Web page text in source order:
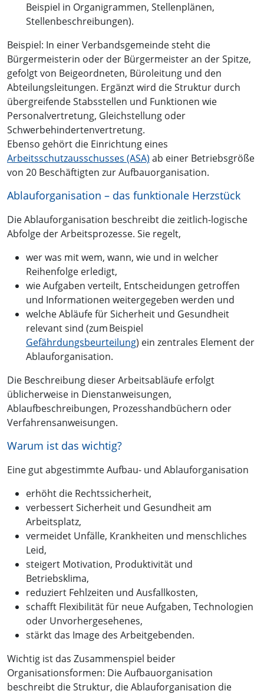
Beispiel in Organigrammen, Stellenplänen,
Stellenbeschreibungen).
Beispiel: In einer Verbandsgemeinde steht die
Bürgermeisterin oder der Bürgermeister an der Spitze,
gefolgt von Beigeordneten, Büroleitung und den
Abteilungsleitungen. Ergänzt wird die Struktur durch
übergreifende Stabsstellen und Funktionen wie
Personalvertretung, Gleichstellung oder
Schwerbehindertenvertretung.
Ebenso gehört die Einrichtung eines
Arbeitsschutzausschusses (ASA) ab einer Betriebsgröße
von 20 Beschäftigten zur Aufbauorganisation.
Ablauforganisation – das funktionale Herzstück
Die Ablauforganisation beschreibt die zeitlich-logische
Abfolge der Arbeitsprozesse. Sie regelt,
wer was mit wem, wann, wie und in welcher
Reihenfolge erledigt,
wie Aufgaben verteilt, Entscheidungen getroffen
und Informationen weitergegeben werden und
welche Abläufe für Sicherheit und Gesundheit
relevant sind (zum Beispiel
Gefährdungsbeurteilung) ein zentrales Element der
Ablauforganisation.
Die Beschreibung dieser Arbeitsabläufe erfolgt
üblicherweise in Dienstanweisungen,
Ablaufbeschreibungen, Prozesshandbüchern oder
Verfahrensanweisungen.
Warum ist das wichtig?
Eine gut abgestimmte Aufbau- und Ablauforganisation
erhöht die Rechtssicherheit,
verbessert Sicherheit und Gesundheit am
Arbeitsplatz,
vermeidet Unfälle, Krankheiten und menschliches
Leid,
steigert Motivation, Produktivität und
Betriebsklima,
reduziert Fehlzeiten und Ausfallkosten,
schafft Flexibilität für neue Aufgaben, Technologien
oder Unvorhergesehenes,
stärkt das Image des Arbeitgebenden.
Wichtig ist das Zusammenspiel beider
Organisationsformen: Die Aufbauorganisation
beschreibt die Struktur, die Ablauforganisation die